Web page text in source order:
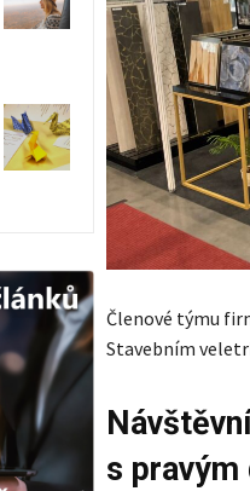
Členové týmu
Stavebním
s pravým